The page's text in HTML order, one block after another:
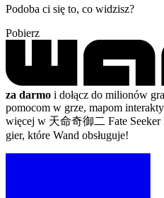
Podoba ci się to, co widzisz?
Pobierz
za darmo i dołącz do milionów
pomocom w grze, mapom
więcej w 天命奇御二 Fate
gier, które Wand obsługuje!